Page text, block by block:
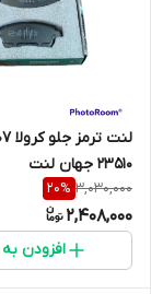
23510 جهان لنت
3,030,000
20%
2,408,000
افزودن